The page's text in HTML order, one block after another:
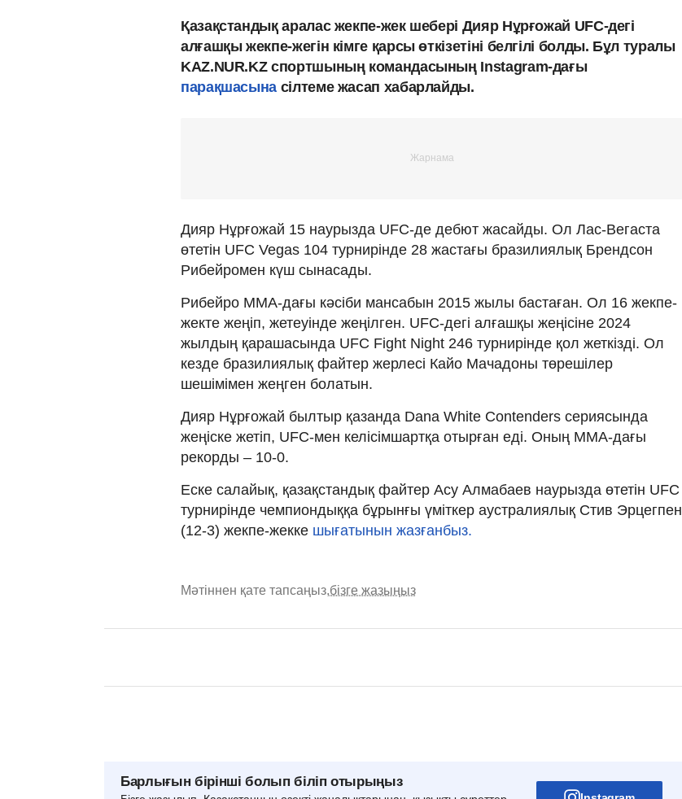
Қазақстандық аралас жекпе-жек шебері Дияр Нұрғожай UFC-дегі
алғашқы жекпе-жегін кімге қарсы өткізетіні белгілі болды. Бұл туралы
KAZ.NUR.KZ cпортшының командасының Instagram-дағы
парақшасына сілтеме жасап хабарлайды.
Дияр Нұрғожай 15 наурызда UFC-де дебют жасайды. Ол Лас-Вегаста
өтетін UFC Vegas 104 турнирінде 28 жастағы бразилиялық Брендсон
Рибейромен күш сынасады.
Рибейро MMA-дағы кәсіби мансабын 2015 жылы бастаған. Ол 16 жекпе-
жекте жеңіп, жетеуінде жеңілген. UFC-дегі алғашқы жеңісіне 2024
жылдың қарашаcында UFC Fight Night 246 турнирінде қол жеткізді. Ол
кезде бразилиялық файтер жерлесі Кайо Мачадоны төрешілер
шешімімен жеңген болатын.
Дияр Нұрғожай былтыр қазанда Dana White Contenders сериясында
жеңіске жетіп, UFC-мен келісімшартқа отырған еді. Оның MMA-дағы
рекорды – 10-0.
Еске салайық, қазақстандық файтер Асу Алмабаев наурызда өтетін UFC
турнирінде чемпиондыққа бұрынғы үміткер аустралиялық Стив Эрцегпен
(12-3) жекпе-жекке шығатынын жазғанбыз.
Мәтіннен қате тапсаңыз,бізге жазыңыз
Барлығын бірінші болып біліп отырыңыз